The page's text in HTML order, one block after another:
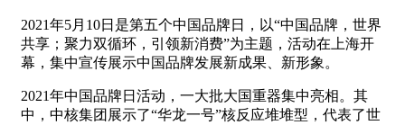
2021年5月10日是第五个中国品牌日，以“中国品牌，世界
共享；聚力双循环，引领新消费”为主题，活动在上海开
幕，集中宣传展示中国品牌发展新成果、新形象。
2021年中国品牌日活动，一大批大国重器集中亮相。其
中，中核集团展示了“华龙一号”核反应堆堆型，代表了世